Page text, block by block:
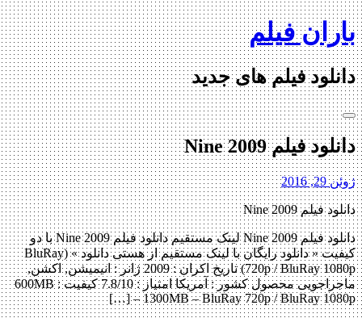
Skip
to
content
باران فیلم
دانلود فیلم های جدید
دانلود فیلم Nine 2009
ژوئن 29, 2016
دانلود فیلم Nine 2009
دانلود فیلم Nine 2009 لینک مستقیم دانلود فیلم Nine 2009 با دو
کیفیت « دانلود رایگان با لینک مستقیم از هستی دانلود » (BluRay
720p / BluRay 1080p) تاریخ اکران : 2009 ژانر : انیمیشن, اکشن,
ماجراجویی محصول کشور : آمریکا امتیاز : 7.8/10 کیفیت : 600MB
– 1300MB – BluRay 720p / BluRay 1080p […]